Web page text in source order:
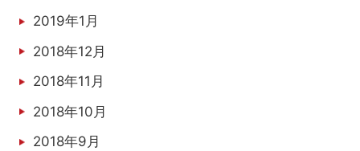
2019年1月
2018年12月
2018年11月
2018年10月
2018年9月